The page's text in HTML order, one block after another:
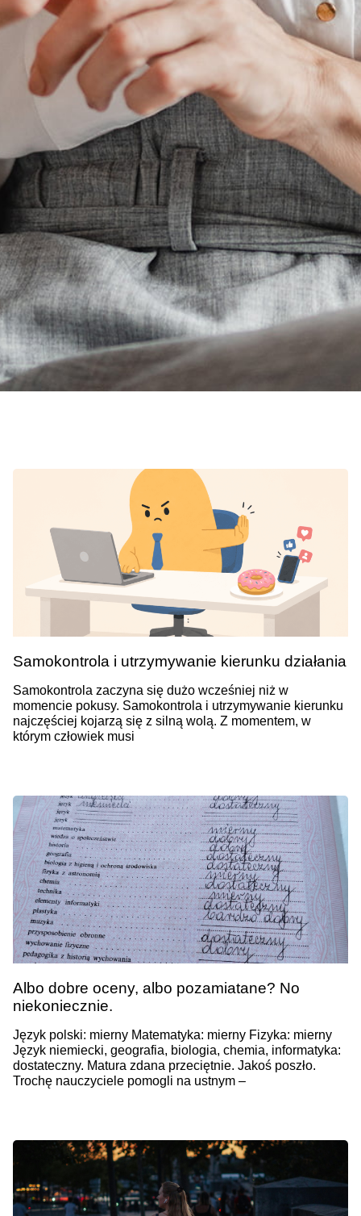
Samokontrola i utrzymywanie kierunku działania
Samokontrola zaczyna się dużo wcześniej niż w
momencie pokusy. Samokontrola i utrzymywanie kierunku
najczęściej kojarzą się z silną wolą. Z momentem, w
którym człowiek musi
Albo dobre oceny, albo pozamiatane? No
niekoniecznie.
Język polski: mierny Matematyka: mierny Fizyka: mierny
Język niemiecki, geografia, biologia, chemia, informatyka:
dostateczny. Matura zdana przeciętnie. Jakoś poszło.
Trochę nauczyciele pomogli na ustnym –